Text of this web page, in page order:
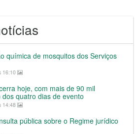
química de mosquitos dos Serviços
16:10
hoje, com mais de 90 mil
quatro dias de evento
14:48
pública sobre o Regime jurídico